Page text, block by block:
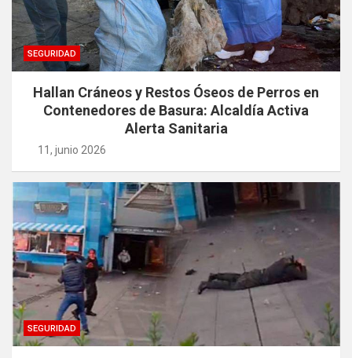
SEGURIDAD
Hallan Cráneos y Restos Óseos de Perros en
Contenedores de Basura: Alcaldía Activa
Alerta Sanitaria
11, junio 2026
SEGURIDAD